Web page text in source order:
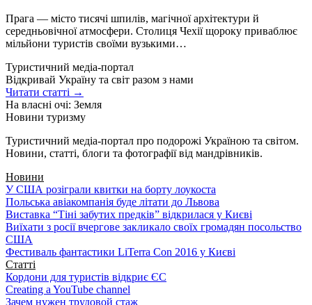
Прага — місто тисячі шпилів, магічної архітектури й
середньовічної атмосфери. Столиця Чехії щороку приваблює
мільйони туристів своїми вузькими…
Туристичний медіа-портал
Відкривай Україну та світ разом з нами
Читати статті →
На власні очі: Земля
Новини туризму
Туристичний медіа-портал про подорожі Україною та світом.
Новини, статті, блоги та фотографії від мандрівників.
Новини
У США розіграли квитки на борту лоукоста
Польська авіакомпанія буде літати до Львова
Виставка “Тіні забутих предків” відкрилася у Києві
Виїхати з росії вчергове закликало своїх громадян посольство
США
Фестиваль фантастики LiTerra Con 2016 у Києві
Статті
Кордони для туристів відкриє ЄС
Creating a YouTube channel
Зачем нужен трудовой стаж